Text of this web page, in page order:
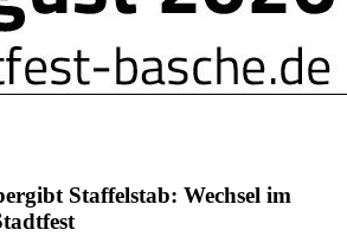
Staffelstab: Wechsel im